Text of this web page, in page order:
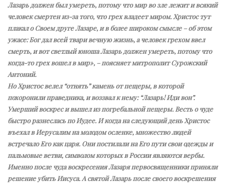
Лазарь должен был умереть, потому что мир во зле лежит и всякий
человек смертен из-за того, что грех владеет миром. Христос тут
плакал о Своем друге Лазаре, и в более широком смысле – об этом
ужасе: Бог дал всей твари вечную жизнь, а человек грехом ввел
смерть, и вот светлый юноша Лазарь должен умереть, потому что
когда-то грех вошел в мир», – поясняет митрополит Сурожский
Антоний.
Но Христос велел “отнять” камень от пещеры, в которой
похоронили праведника, и воззвал к нему: “Лазарь! Иди вон”.
Умерший воскрес и вышел из погребальной пещеры. Весть о чуде
быстро разнеслась по Иудее. И когда на следующий день Христос
въехал в Иерусалим на молодом осленке, множество людей
встречало Его как царя. Они постилали на Его пути свои одежды и
пальмовые ветви, символом которых в России являются вербы.
Именно после чуда воскресения Лазаря первосвященники приняли
решение убить Иисуса. А святой Лазарь после своего воскрешения